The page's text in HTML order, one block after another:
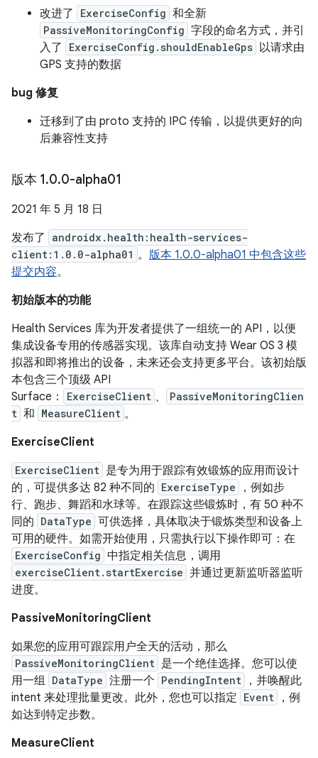
改进了
ExerciseConfig 和全新
PassiveMonitoringConfig 字段的命名方式，并引
入了
ExerciseConfig.shouldEnableGps 以请求由
GPS 支持的数据
bug 修复
迁移到了由 proto 支持的 IPC 传输，以提供更好的向
后兼容性支持
版本 1.0.0-alpha01
2021 年 5 月 18 日
发布了
androidx.health:health-services-
client:1.0.0-alpha01 。 版本 1.0.0-alpha01 中包含这些
提交内容。
初始版本的功能
Health Services 库为开发者提供了一组统一的 API，以便
集成设备专用的传感器实现。该库自动支持 Wear OS 3 模
拟器和即将推出的设备，未来还会支持更多平台。该初始版
本包含三个顶级 API
Surface：
ExerciseClient 、
PassiveMonitoringClien
t 和 MeasureClient 。
ExerciseClient
ExerciseClient 是专为用于跟踪有效锻炼的应用而设计
的，可提供多达 82 种不同的 ExerciseType
，例如步
行、跑步、舞蹈和水球等。在跟踪这些锻炼时，有 50 种不
同的 DataType 可供选择，具体取决于锻炼类型和设备上
可用的硬件。如需开始使用，只需执行以下操作即可：在
ExerciseConfig 中指定相关信息，调用
exerciseClient.startExercise 并通过更新监听器监听
进度。
PassiveMonitoringClient
如果您的应用可跟踪用户全天的活动，那么
PassiveMonitoringClient 是一个绝佳选择。您可以使
用一组 DataType 注册一个 PendingIntent
，并唤醒此
intent 来处理批量更改。此外，您也可以指定 Event
，例
如达到特定步数。
MeasureClient